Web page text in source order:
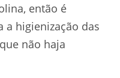
então é
a higienização das
não haja